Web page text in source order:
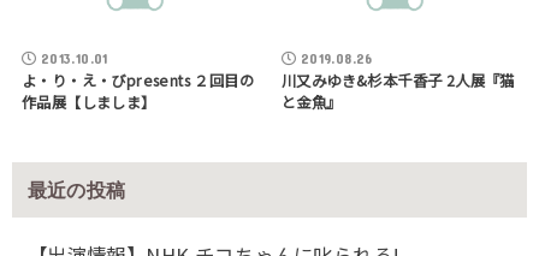
2013.10.01
よ・り・え・びpresents ２回目の
作品展【しましま】
2019.08.26
川又みゆき&杉本千香子 2人展『猫
と金魚』
最近の投稿